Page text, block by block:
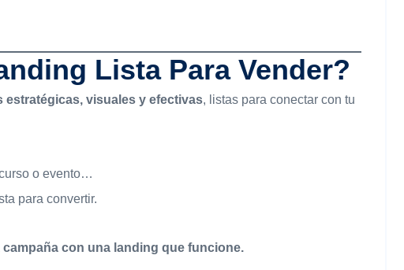
Lista Para Vender?
estratégicas, visuales y efectivas, listas para conectar con tu
o evento…
para convertir.
con una landing que funcione.